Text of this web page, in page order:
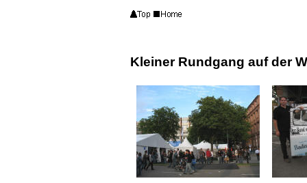
Kleiner Rundgang auf der